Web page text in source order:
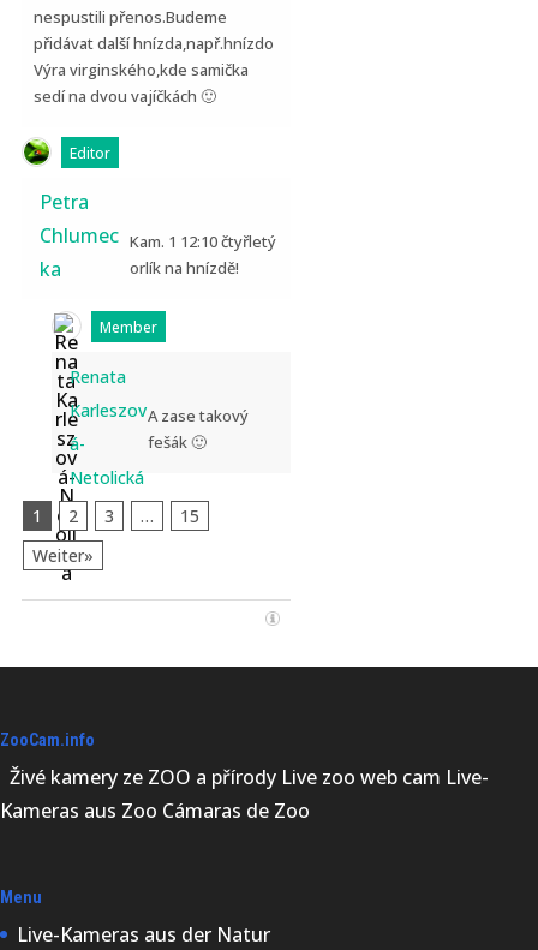
nespustili přenos.Budeme
přidávat další hnízda,např.hnízdo
Výra virginského,kde samička
sedí na dvou vajíčkách 🙂
Editor
Petra
Chlumec
ka
Kam. 1 12:10 čtyřletý
orlík na hnízdě!
Member
Renata
Karleszov
á-
Netolická
A zase takový
fešák 🙂
1 2 3 …
15
Weiter»
ZooCam.info
Živé kamery ze ZOO a přírody Live zoo web cam Live-
Kameras aus Zoo Cámaras de Zoo
Menu
Live-Kameras aus der Natur